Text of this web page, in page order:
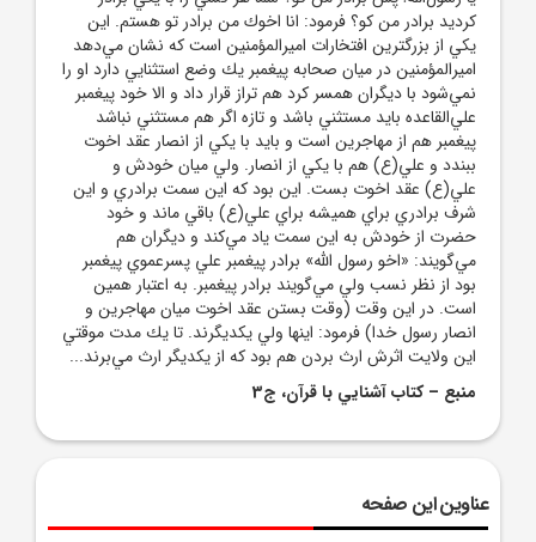
كرديد برادر من كو؟ فرمود: انا اخوك من برادر تو هستم. اين
يكي از بزرگترين افتخارات اميرالمؤمنين است كه نشان مي‌دهد
اميرالمؤمنين در ميان صحابه پيغمبر يك وضع استثنايي دارد او را
نمي‌شود با ديگران همسر كرد هم تراز قرار داد و الا خود پيغمبر
علي‌القاعده بايد مستثني باشد و تازه اگر هم مستثني نباشد
پيغمبر هم از مهاجرين است و بايد با يكي از انصار عقد اخوت
ببندد و علي(ع) هم با يكي از انصار. ولي ميان خودش و
علي(ع) عقد اخوت بست. اين بود كه اين سمت برادري و اين
شرف برادري براي هميشه براي علي(ع) باقي ماند و خود
حضرت از خودش به اين سمت ياد مي‌كند و ديگران هم
مي‌گويند: «اخو رسول ‌الله» برادر پيغمبر علي پسرعموي پيغمبر
بود از نظر نسب ولي مي‌گويند برادر پيغمبر. به اعتبار همين
است. در اين وقت (وقت بستن عقد اخوت ميان مهاجرين و
انصار رسول خدا) فرمود: اينها ولي يكديگرند. تا يك مدت موقتي
اين ولايت اثرش ارث بردن هم بود كه از يكديگر ارث مي‌برند...
منبع –کتاب آشنايي با قرآن، ج3
عناوین این صفحه